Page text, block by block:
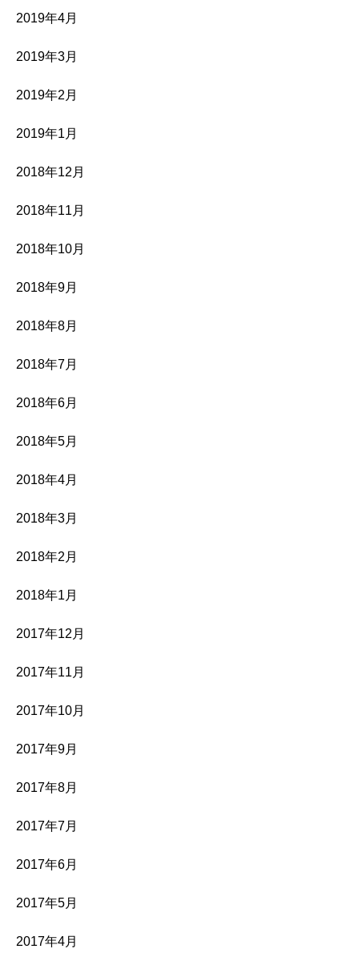
2019年4月
2019年3月
2019年2月
2019年1月
2018年12月
2018年11月
2018年10月
2018年9月
2018年8月
2018年7月
2018年6月
2018年5月
2018年4月
2018年3月
2018年2月
2018年1月
2017年12月
2017年11月
2017年10月
2017年9月
2017年8月
2017年7月
2017年6月
2017年5月
2017年4月